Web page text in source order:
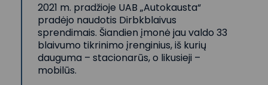
2021 m. pradžioje UAB „Autokausta“
pradėjo naudotis Dirbkblaivus
sprendimais. Šiandien įmonė jau valdo 33
blaivumo tikrinimo įrenginius, iš kurių
dauguma – stacionarūs, o likusieji –
mobilūs.